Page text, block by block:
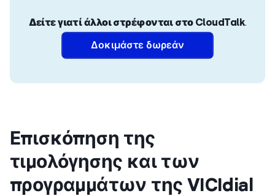
Δείτε γιατί άλλοι στρέφονται στο CloudTalk.
Δοκιμάστε δωρεάν
Επισκόπηση της
τιμολόγησης και των
προγραμμάτων της VICIdial